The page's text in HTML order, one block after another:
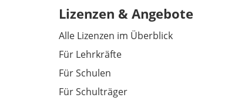
Lizenzen & Angebote
Alle Lizenzen im Überblick
Für Lehrkräfte
Für Schulen
Für Schulträger